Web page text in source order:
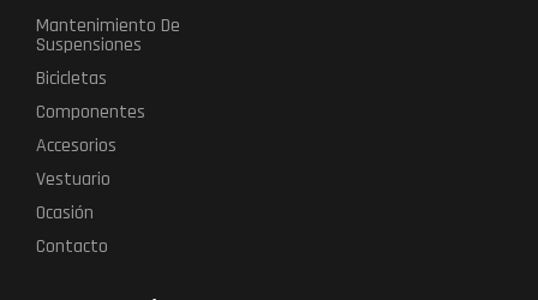
Mantenimiento De
Suspensiones
Bicicletas
Componentes
Accesorios
Vestuario
Ocasión
Contacto